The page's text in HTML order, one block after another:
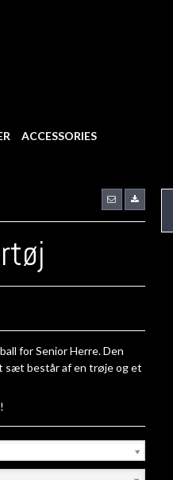
ACCESSORIES
for Senior Herre. Den
sæt består af en trøje og et